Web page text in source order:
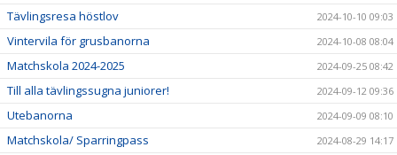
Tävlingsresa höstlov 2024-10-10 09:03
Vintervila för grusbanorna 2024-10-08 08:04
Matchskola 2024-2025 2024-09-25 08:42
Till alla tävlingssugna juniorer! 2024-09-12 09:36
Utebanorna 2024-09-09 08:10
Matchskola/ Sparringpass 2024-08-29 14:17